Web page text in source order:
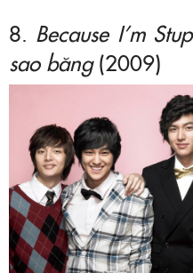
8. Because I’m
sao băng(2009)